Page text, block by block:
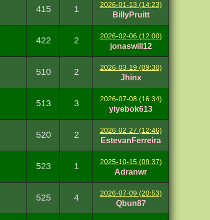
415 1 2026-01-13 (14:23)
BillyPruitt
422 2 2026-02-06 (12:00)
jonaswill12
510 2 2026-03-19 (09:30)
Jhinx
513 3 2026-07-08 (16:34)
yiyebok613
520 2 2026-02-27 (12:46)
EstevanFerreira
523 1 2025-10-15 (09:37)
Adranwr
525 4 2026-07-09 (20:53)
Qbun87